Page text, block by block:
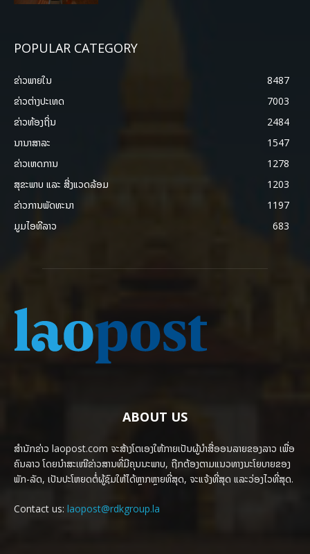
POPULAR CATEGORY
ຂ່າວພາຍ​ໃນ
8487
ຂ່າວຕ່າງປະເທດ
7003
ຂ່າວທ້ອງຖິ່ນ
2484
ນານາສາລະ
1547
ຂ່າວເຫດການ
1278
ສຸຂະພາບ ແລະ ສີ່ງແວດລ້ອມ
1203
ຂ່າວການພັດທະນາ
1197
ມູມໄອທີລາວ
683
ABOUT US
ສຳນັກຂ່າວ laopost.com ຈະສ້າງໂຕເອງໃຫ້ກາຍເປັນຜູ້ນຳສື່ອອນລາຍຂອງລາວ ເພື່ອ
ຄົນລາວ ໂດຍນຳສະເໜີຂ່າວສານທີ່ມີຄຸນນະພາບ, ຖືກຕ້ອງຕາມແນວທາງນະໂຍບາຍຂອງ
ພັກ-ລັດ, ເປັນປະໂຫຍດຕໍ່ຜູ້ຊົມໃຫ້ໄດ້ຫຼາກຫຼາຍທີ່ສຸດ, ຈະແຈ້ງທີ່ສຸດ ແລະວ່ອງໄວທີ່ສຸດ.
Contact us: laopost@rdkgroup.la